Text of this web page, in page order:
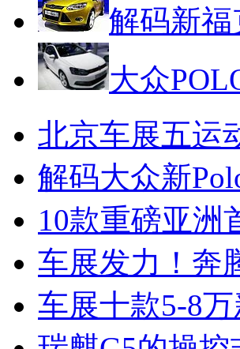
解码新福
大众
北京车展五运
解码大众新
10款重磅亚洲
车展发力！奔
车展十款5-8